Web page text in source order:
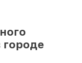
городе